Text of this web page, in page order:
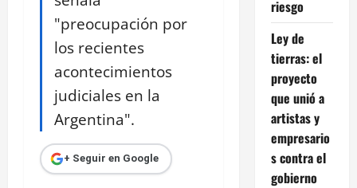
"preocupación por
los recientes
acontecimientos
judiciales en la
Argentina".
+ Seguir en Google
riesgo
Ley de
tierras: el
proyecto
que unió a
artistas y
empresario
s contra el
gobierno